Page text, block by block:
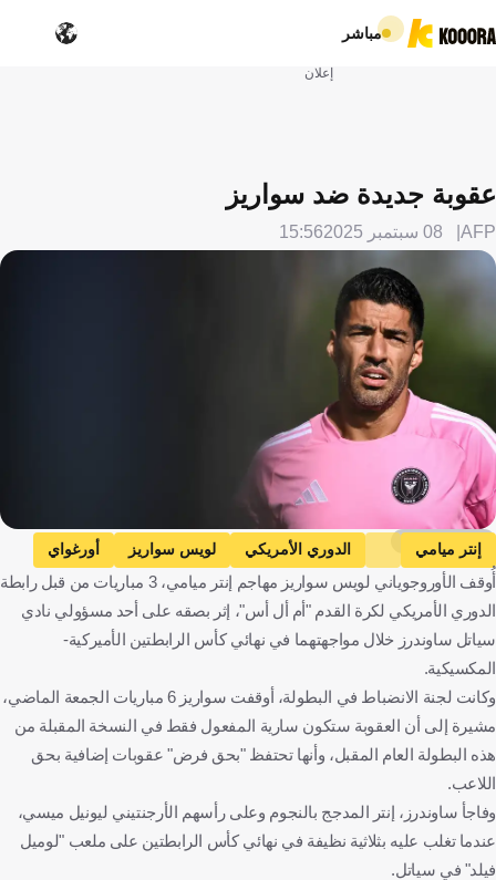
مباشر
إعلان
عقوبة جديدة ضد سواريز
AFP 08 سبتمبر 2025 15:56
Getty Images
إنتر ميامي الدوري الأمريكي لويس سواريز
أورغواي
كرة قدم
أُوقف الأوروجوياني لويس سواريز مهاجم إنتر ميامي، 3 مباريات من قبل رابطة
الدوري الأمريكي لكرة القدم "أم أل أس"، إثر بصقه على أحد مسؤولي نادي
سياتل ساوندرز خلال مواجهتهما في نهائي كأس الرابطتين الأميركية-
المكسيكية.
وكانت لجنة الانضباط في البطولة، أوقفت سواريز 6 مباريات الجمعة الماضي،
مشيرة إلى أن العقوبة ستكون سارية المفعول فقط في النسخة المقبلة من
هذه البطولة العام المقبل، وأنها تحتفظ "بحق فرض" عقوبات إضافية بحق
اللاعب.
وفاجأ ساوندرز، إنتر المدجج بالنجوم وعلى رأسهم الأرجنتيني ليونيل ميسي،
عندما تغلب عليه بثلاثية نظيفة في نهائي كأس الرابطتين على ملعب "لوميل
فيلد" في سياتل.